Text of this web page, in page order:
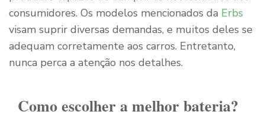
consumidores. Os modelos mencionados da Erbs
visam suprir diversas demandas, e muitos deles se
adequam corretamente aos carros. Entretanto,
nunca perca a atenção nos detalhes.
Como escolher a melhor bateria?